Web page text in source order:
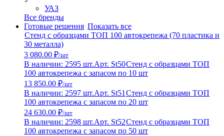
УАЗ
Все бренды
Готовые решения Показать все
Стенд с образцами ТОП 100 автокрепежа (70 пластика и
30 металла)
3 080.00 ₽/шт
В наличии: 2595 шт.Арт. St50Стенд с образцами ТОП
100 автокрепежа с запасом по 10 шт
13 850.00 ₽/шт
В наличии: 2597 шт.Арт. St51 Стенд с образцами ТОП
100 автокрепежа с запасом по 20 шт
24 630.00 ₽/шт
В наличии: 2598 шт.Арт. St52Стенд с образцами ТОП
100 автокрепежа с запасом по 50 шт